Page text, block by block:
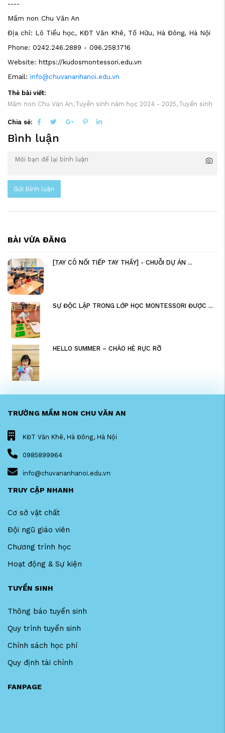
----
Mầm non Chu Văn An
Địa chỉ: Lô Tiểu học, KĐT Văn Khê, Tố Hữu, Hà Đông, Hà Nội
Phone: 0242.246.2889 - 096.258.1716
Website: https://kudosmontessori.edu.vn
Email: info@chuvananhanoi.edu.vn
Thẻ bài viết:
Mầm non Chu Văn An, Tuyển sinh năm học 2024 - 2025, Tuyển sinh
Chia sẻ:
Bình luận
Gửi bình luận
BÀI VỪA ĐĂNG
[TAY CÔ NỐI TIẾP TAY THẦY] - CHUỖI DỰ ÁN ...
SỰ ĐỘC LẬP TRONG LỚP HỌC MONTESSORI ĐƯỢC ...
HELLO SUMMER – CHÀO HÈ RỰC RỠ
TRƯỜNG MẦM NON CHU VĂN AN
KĐT Văn Khê, Hà Đông, Hà Nội
0985899964
info@chuvananhanoi.edu.vn
TRUY CẬP NHANH
Cơ sở vật chất
Đội ngũ giáo viên
Chương trình học
Hoạt động & Sự kiện
TUYỂN SINH
Thông báo tuyển sinh
Quy trình tuyển sinh
Chính sách học phí
Quy định tài chính
FANPAGE